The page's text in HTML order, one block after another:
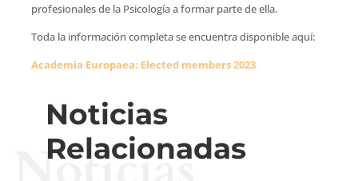
profesionales de la Psicología a formar parte de ella.
Toda la información completa se encuentra disponible aquí:
Academia Europaea: Elected members 2023
Noticias
Relacionadas